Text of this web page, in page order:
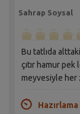
Sahrap Soysal
Bu tatlıda
çıtır hamur
meyvesiyle her